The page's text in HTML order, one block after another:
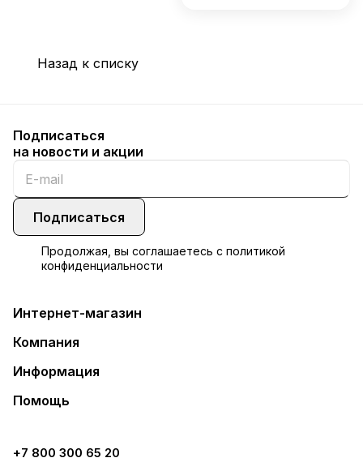
Назад к списку
Подписаться
на новости и акции
Подписаться
Продолжая, вы соглашаетесь с политикой
конфиденциальности
Интернет-магазин
Компания
Информация
Помощь
+7 800 300 65 20